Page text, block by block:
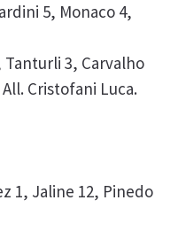
5, Monaco 4,
Tanturli 3, Carvalho
Cristofani Luca.
1, Jaline 12, Pinedo